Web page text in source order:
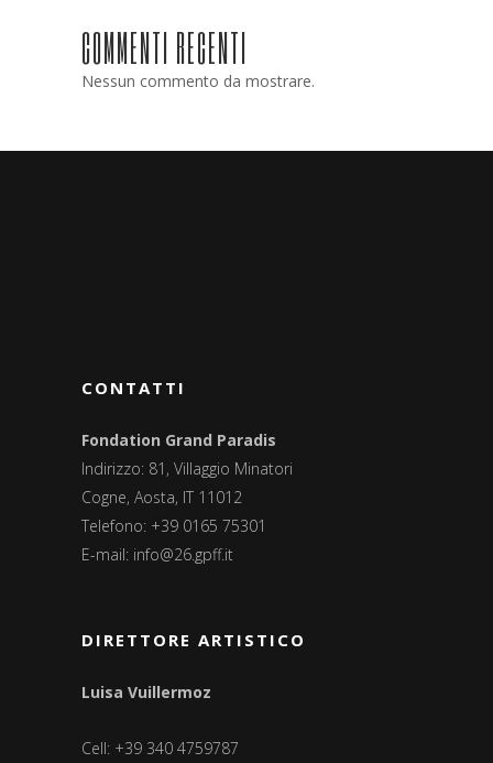
COMMENTI RECENTI
Nessun commento da mostrare.
CONTATTI
Fondation Grand Paradis
Indirizzo: 81, Villaggio Minatori
Cogne, Aosta, IT 11012
Telefono: +39 0165 75301
E-mail: info@26.gpff.it
DIRETTORE ARTISTICO
Luisa Vuillermoz
Cell: +39 340 4759787